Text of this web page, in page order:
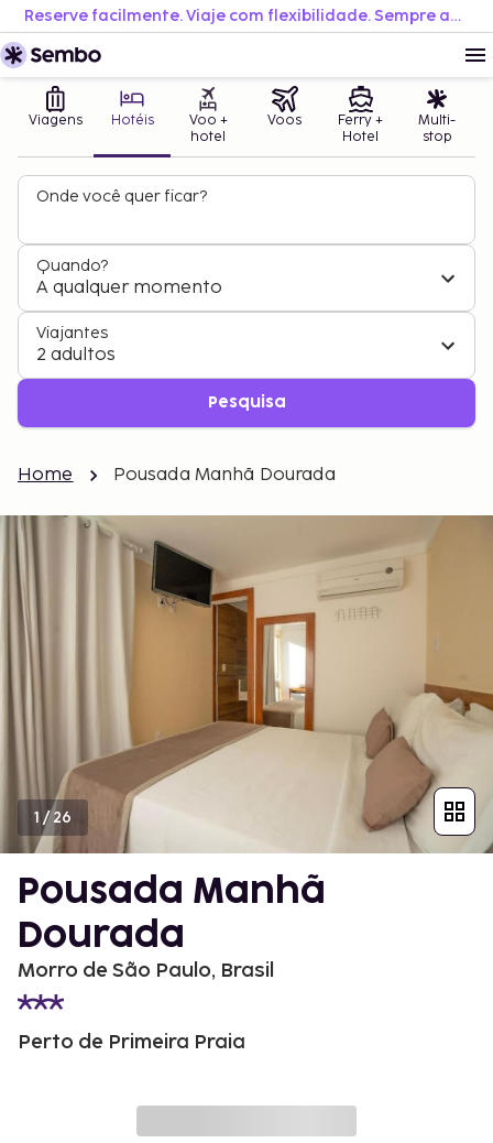
Reserve facilmente. Viaje com flexibilidade. Sempre ao melhor preço.
Viagens Hotéis
Voo +
hotel
Voos
Ferry +
Hotel
Multi-
stop
Onde você quer ficar?
Quando?
A qualquer momento
Viajantes
2 adultos
Pesquisa
Home Pousada Manhã Dourada
1 /26
Pousada Manhã
Dourada
Morro de São Paulo, Brasil
Perto de Primeira Praia